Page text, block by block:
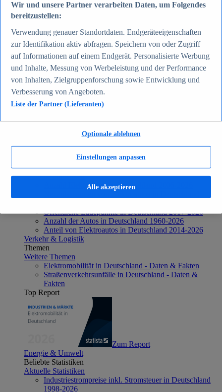
Die reichsten Menschen der Welt 2026
Empfänger von Arbeitslosengeld II / Sozialgeld /
Ausländer in Deutschland nach Nationalität 2025
Demografie: Altersstruktur in Deutschland 2024
Gesellschaft
Weitere Themen
Demografischer Wandel - Daten & Fakten
Jugendkriminalität in Deutschland - Daten & Fakten
Top Report
Zum Report
Verkehr & Logistik
Beliebte Statistiken
Aktuelle Statistiken
Anzahl Elektroautos in Deutschland 2006-2026
Öffentliche Ladepunkte in Deutschland 2017-2026
Anzahl der Autos in Deutschland 1960-2026
Anteil von Elektroautos in Deutschland 2014-2026
Verkehr & Logistik
Themen
Weitere Themen
Elektromobilität in Deutschland - Daten & Fakten
Straßenverkehrsunfälle in Deutschland - Daten &
Fakten
Top Report
Zum Report
Energie & Umwelt
Beliebte Statistiken
Aktuelle Statistiken
Industriestrompreise inkl. Stromsteuer in Deutschland
1998-2026
Wir und unsere Partner verarbeiten Daten, um Folgendes
bereitzustellen:
Verwendung genauer Standortdaten. Endgeräteeigenschaften
zur Identifikation aktiv abfragen. Speichern von oder Zugriff
auf Informationen auf einem Endgerät. Personalisierte Werbung
und Inhalte, Messung von Werbeleistung und der Performance
von Inhalten, Zielgruppenforschung sowie Entwicklung und
Verbesserung von Angeboten.
Liste der Partner (Lieferanten)
Einstellungen anpassen
Optionale ablehnen
Alle akzeptieren